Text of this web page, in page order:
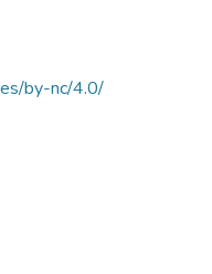
by-nc/4.0/